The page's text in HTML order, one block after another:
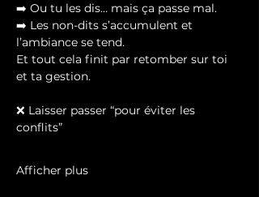
➡️ Ou tu les dis… mais ça passe mal.
➡️ Les non-dits s’accumulent et
l’ambiance se tend.
Et tout cela finit par retomber sur toi
et ta gestion.
❌ Laisser passer “pour éviter les
conflits”
Afficher plus